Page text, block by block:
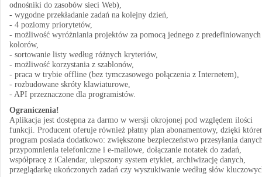
odnośniki do zasobów sieci Web),
- wygodne przekładanie zadań na kolejny dzień,
- 4 poziomy priorytetów,
- możliwość wyróżniania projektów za pomocą jednego z predefiniowanych
kolorów,
- sortowanie listy według różnych kryteriów,
- możliwość korzystania z szablonów,
- praca w trybie offline (bez tymczasowego połączenia z Internetem),
- rozbudowane skróty klawiaturowe,
- API przeznaczone dla programistów.
Ograniczenia!
Aplikacja jest dostępna za darmo w wersji okrojonej pod względem ilości
funkcji. Producent oferuje również płatny plan abonamentowy, dzięki
program posiada dodatkowo: zwiększone bezpieczeństwo przesyłania
przypomnienia telefoniczne i e-mailowe, dołączanie notatek do zadań,
współpracę z iCalendar, ulepszony system etykiet, archiwizację danych,
przeglądarkę ukończonych zadań czy wyszukiwanie według słów